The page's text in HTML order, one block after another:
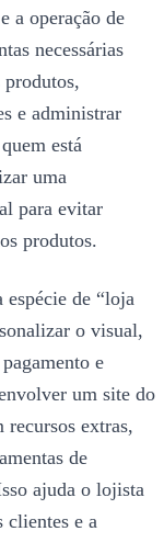
a operação de
necessárias
produtos,
e administrar
está
uma
para evitar
produtos.
de “loja
o visual,
e
um site do
extras,
de
ajuda o lojista
clientes e a